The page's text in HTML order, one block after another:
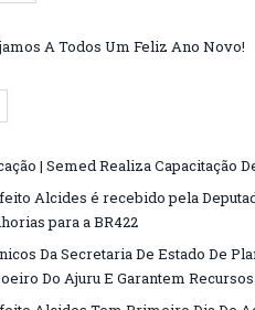
A Todos Um Feliz Ano Novo!
| Semed Realiza Capacitação
Alcides é recebido pela
para a BR422
Da Secretaria De Estado De
Do Ajuru E Garantem